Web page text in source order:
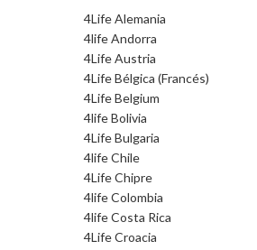
4Life Alemania
4life Andorra
4Life Austria
4Life Bélgica (Francés)
4Life Belgium
4life Bolivia
4Life Bulgaria
4life Chile
4Life Chipre
4life Colombia
4life Costa Rica
4Life Croacia